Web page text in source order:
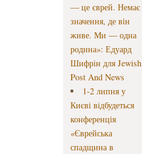
— це єврей. Немає
значення, де він
живе. Ми — одна
родина»: Едуард
Шифрін для Jewish
Post And News
1-2 липня у
Києві відбудеться
конференція
«Єврейська
спадщина в